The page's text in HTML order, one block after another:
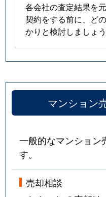
各会社の査定結果を
契約をする前に、ど
かりと検討しましょう
マンション
一般的なマンション
す。
売却相談